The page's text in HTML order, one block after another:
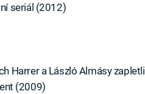
seriál (2012)
Harrer a László Almásy zapletli
(2009)